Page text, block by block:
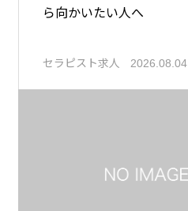
ら向かいたい人へ
セラピスト求人 2026.08.04